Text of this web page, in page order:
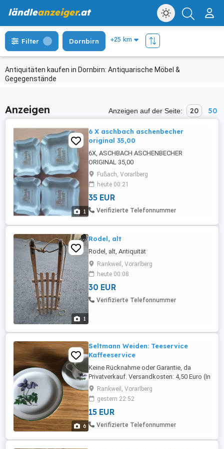
ländleanzeiger.at
Antiquitäten kaufen in Dornbirn: Antiquarische Möbel &
Gegegenstände
Filter Dornbirn
Anzeigen Anzeigen auf der Seite: 20 50
1
6 X aschbach aschenbecher
original 35,00
6X, ASCHBACH ASCHENBECHER
ORIGINAL 35,00
Fußach, Vorarlberg
heute 00:21
35 EUR
Verifizierte Telefonnummer
1
Rodel, alt
Rodel, alt, Antiquität
Rankweil, Vorarlberg
heute 00:08
30 EUR
Verifizierte Telefonnummer
6
Seltmann Weiden: Teeservice
Kaffeeservice
Keine Rücknahme oder Garantie, da
Privatverkauf. Versandkosten: 4,50 Euro (In
das Paket passen 5-6 Bücher) Viele
günstige Artikel (Kleidung, Spiele, Bücher)
finden sie noch auf meiner Seite!
Rankweil, Vorarlberg
gestern 22:52
15 EUR
Verifizierte Telefonnummer